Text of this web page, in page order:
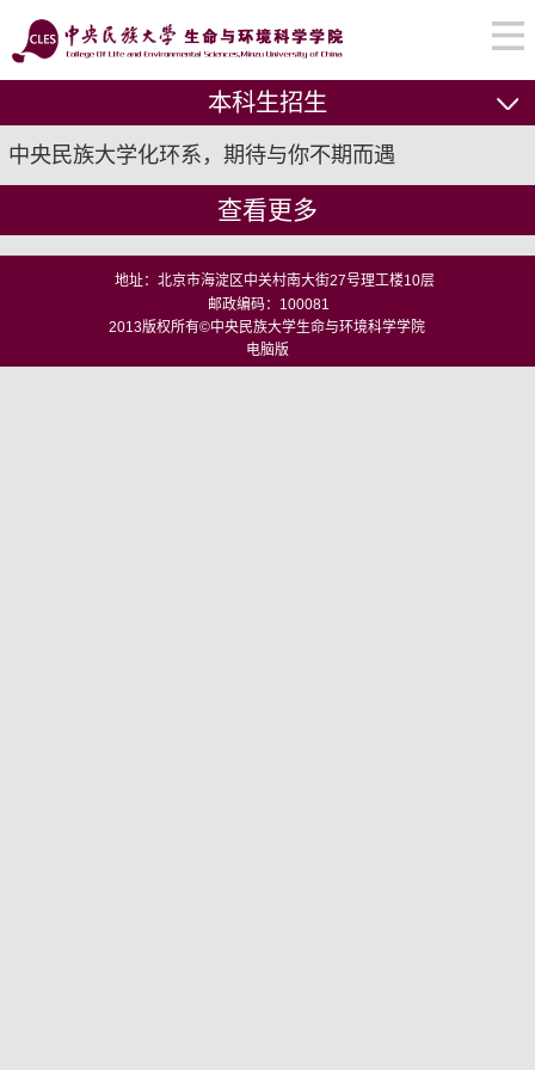
本科生招生
中央民族大学化环系，期待与你不期而遇
查看更多
地址：北京市海淀区中关村南大街27号理工楼10层
邮政编码：100081
2013版权所有©中央民族大学生命与环境科学学院
电脑版